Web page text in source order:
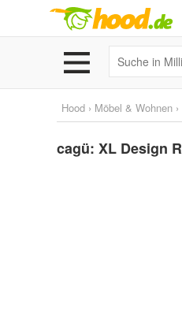
Hood › Möbel & Wohnen ›
cagü: XL Design